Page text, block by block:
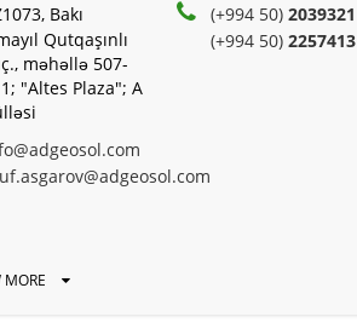
Bakı
Qutqaşınlı
məhəllə 507-
"Altes Plaza"; A
(+994 50)2039321
(+994 50)2257413